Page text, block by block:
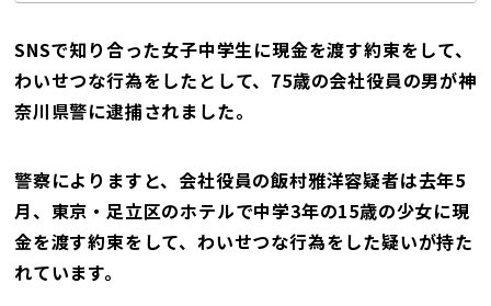
SNSで知り合った女子中学生に現金を渡す約束をして、
わいせつな行為をしたとして、75歳の会社役員の男が神
奈川県警に逮捕されました。
警察によりますと、会社役員の飯村雅洋容疑者は去年5
月、東京・足立区のホテルで中学3年の15歳の少女に現
金を渡す約束をして、わいせつな行為をした疑いが持た
れています。